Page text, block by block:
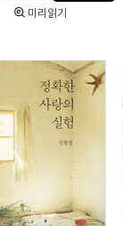
미리읽기